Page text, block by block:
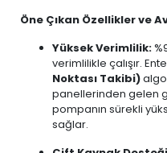
Öne Çıkan Özellikler ve
Yüksek Verimlilik:
verimlilikle çalışır.
Noktası Takibi)
panellerinden gelen
pompanın sürekli
sağlar.